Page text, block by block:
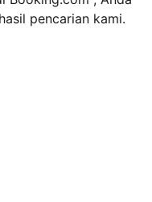
pencarian kami.